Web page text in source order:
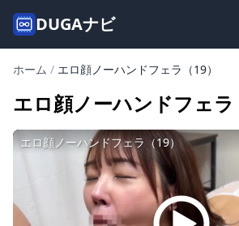
DUGAナビ
ホーム / エロ顔ノーハンドフェラ（19）
エロ顔ノーハンドフェラ